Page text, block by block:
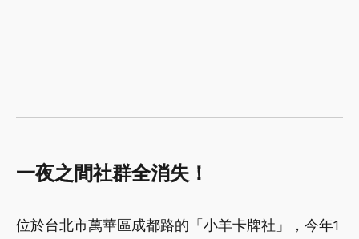
一夜之間社群全消失！
位於台北市萬華區成都路的「小羊卡牌社」，今年1